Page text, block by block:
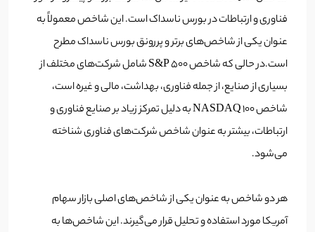
فناوری و ارتباطات در بورس ناسداک است. این شاخص معمولاً به
عنوان یکی از شاخص‌های برتر و پررونق بورس ناسداک مطرح
است.در حالی که شاخص S&P 500 شامل شرکت‌های مختلف از
بسیاری از صنایع، از جمله فناوری، بهداشت، مالی و غیره است،
شاخص NASDAQ 100 به دلیل تمرکز زیاد بر صنایع فناوری و
ارتباطات، بیشتر به عنوان شاخص شرکت‌های فناوری شناخته
می‌شود.
هر دو شاخص به عنوان یکی از شاخص‌های اصلی بازار سهام
آمریکا مورد استفاده و تحلیل قرار می‌گیرند. این شاخص‌ها به